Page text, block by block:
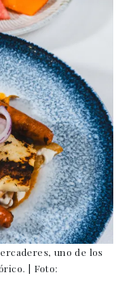
uno de los
| Foto: